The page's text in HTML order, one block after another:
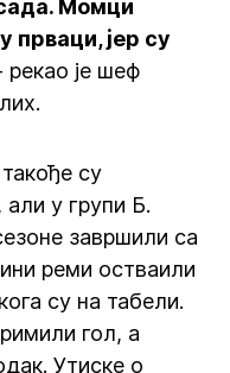
Момци
прваци, јер су
рекао је шеф
су
али у групи Б.
завршили са
реми остваили
су на табели.
гол, а
Утиске о